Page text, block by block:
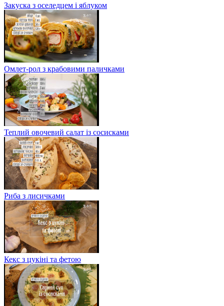
Закуска з оселедцем і яблуком
Омлет-рол з крабовими паличками
Теплий овочевий салат із сосисками
Риба з лисичками
Кекс з цукіні та фетою